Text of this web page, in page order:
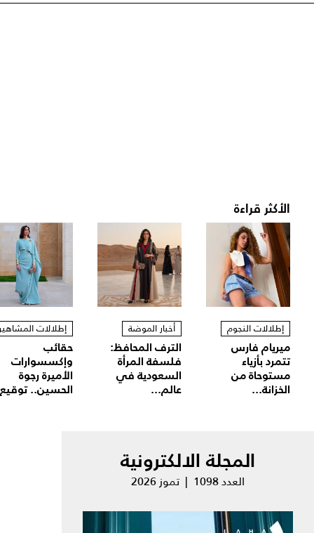
الأكثر قراءة
إطلالات النجوم
ميريام فارس
تتمرد بأزياء
مستوحاة من
الخزانة...
أخبار الموضة
الترف المحافظ:
فلسفة المرأة
السعودية في
عالم...
إطلالات
حقائب
وإكسسوارات
الأميرة رجوة
الحسين..
المجلة الالكترونية
العدد 1098 | تموز 2026